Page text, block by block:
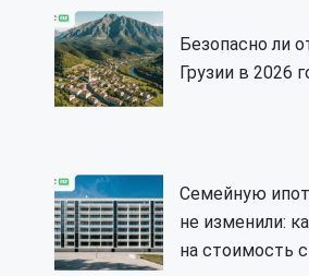
Безопасно ли
Грузии в 2026
Семейную
не изменили:
на стоимость